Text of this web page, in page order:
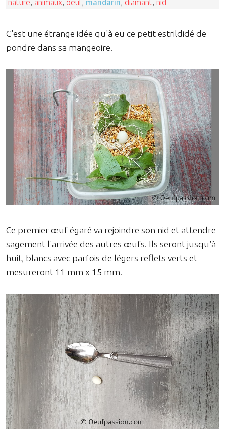
nature, animaux, oeuf, mandarin, diamant, nid
C'est une étrange idée qu'à eu ce petit estrildidé de
pondre dans sa mangeoire.
Ce premier œuf égaré va rejoindre son nid et attendre
sagement l'arrivée des autres œufs. Ils seront jusqu'à
huit, blancs avec parfois de légers reflets verts et
mesureront 11 mm x 15 mm.